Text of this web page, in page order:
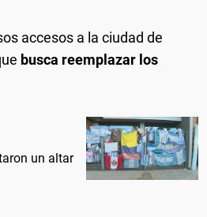
accesos a la ciudad de
busca reemplazar los
un altar